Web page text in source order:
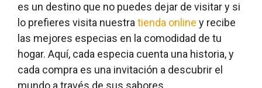
es un destino que no puedes dejar de visitar y si
lo prefieres visita nuestra tienda online y recibe
las mejores especias en la comodidad de tu
hogar. Aquí, cada especia cuenta una historia, y
cada compra es una invitación a descubrir el
mundo a través de sus sabores.